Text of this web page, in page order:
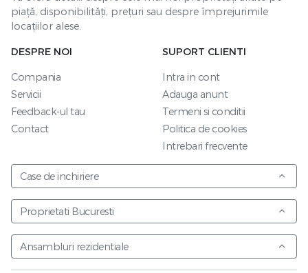
piață, disponibilități, prețuri sau despre împrejurimile
locațiilor alese.
DESPRE NOI
Compania
Servicii
Feedback-ul tau
Contact
SUPORT CLIENTI
Intra in cont
Adauga anunt
Termeni si conditii
Politica de cookies
Intrebari frecvente
Case de inchiriere
Proprietati Bucuresti
Ansambluri rezidentiale